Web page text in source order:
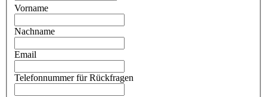
Vorname
Nachname
Email
Telefonnummer für Rückfragen